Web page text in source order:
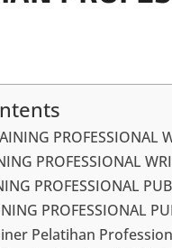
PROFESSIONAL
PROFESSIONAL
PROFESSIONAL
PROFESSIONAL
Pelatihan